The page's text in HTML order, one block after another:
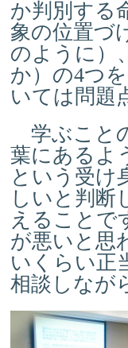
か判別する
象の位置づ
のように）
か）の4つ
いては問題
学ぶこと
葉にあるよ
という受け
しいと判断
えることで
が悪いと
いくらい正
相談しなが